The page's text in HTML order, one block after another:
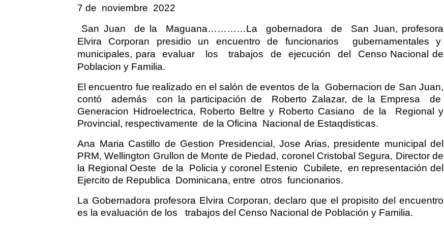
7 de noviembre 2022
San Juan
de la Maguana…………La gobernadora de
San Juan, profesora
Elvira Corporan presidio un encuentro de funcionarios
gubernamentales y
municipales, para
evaluar los trabajos de ejecución del
Censo Nacional de
Poblacion y Familia.
El encuentro fue realizado en el salón de eventos de la Gobernacion de San Juan,
contó
además con la participación de Roberto Zalazar, de la Empresa
de
Generacion Hidroelectrica, Roberto Beltre y Roberto Casiano
de la
Regional y
Provincial, respectivamente de la Oficina Nacional de Estaqdisticas.
Ana Maria Castillo de Gestion Presidencial, Jose Arias, presidente municipal del
PRM, Wellington Grullon de Monte de Piedad, coronel Cristobal Segura, Director de
la Regional Oeste
de la Policia y coronel Estenio Cubilete, en representación del
Ejercito de Republica Dominicana, entre otros funcionarios.
La Gobernadora profesora Elvira Corporan, declaro que el propisito del encuentro
es la evaluación de los
trabajos del Censo Nacional de Población y Familia.